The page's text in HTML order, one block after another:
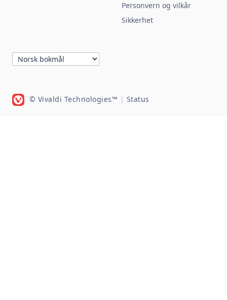
Personvern og vilkår
Sikkerhet
© Vivaldi Technologies™ | Status